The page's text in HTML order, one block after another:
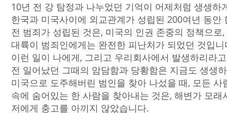
10년 전 강 탐정과 나누었던 기억이 어제처럼 생생하
한국과 미국사이에 외교관계가 성립된 200여년 동
전 범죄가 성립된 것은, 미국의 인권 존중의 정책으
대륙이 범죄인에게는 완전한 피난처가 되었던 것입니
이런 일이 나에게, 그리고 우리회사에서 발생하리
전 일어났던 그때의 암담함과 당황함은 지금도 생생
미국으로 도주해버린 범인을 찾아 나섰을 때, 모든
속에 숨어있는 한 사람을 찾아내는 것은, 해변가 모
저에게 충고를 아끼지 않았습니다.